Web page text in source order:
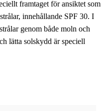
framtaget för ansiktet som
innehållande SPF 30. I
genom både moln och
lätta solskydd är speciell